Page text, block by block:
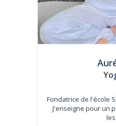
Fondatrice de l'école
J'enseigne pour un